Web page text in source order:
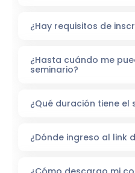
¿Hay requisitos de
¿Hasta cuándo me
seminario?
¿Qué duración tiene el
¿Dónde ingreso al link